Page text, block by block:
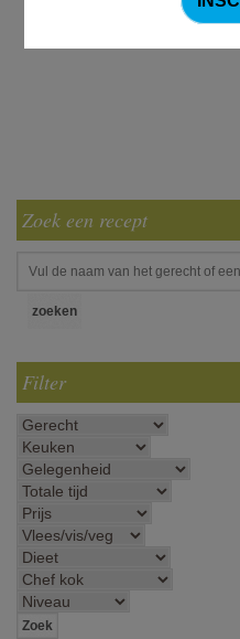
Zoek een recept
Filter